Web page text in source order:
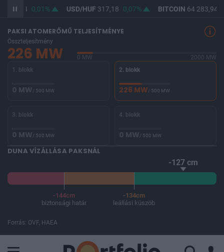
365,44 0,01% USD/HUF317,18 0,07% BITCOIN64 283,94
PAKSI ATOMERŐMŰ TELJESÍTMÉNYE
Összteljesítmény
226 MW 0 MW
2000 MW
1. blokk
0 MW/ 500 MW
2. blokk
226 MW/ 500 MW
3. blokk
0 MW/ 500 MW
4. blokk
0 MW/ 500 MW
DUNA VÍZÁLLÁSA PAKSNÁL
-127 cm
-144cm
biztonsági határ
-134cm
leállási küszöb
Forrás: OVF, HAEA